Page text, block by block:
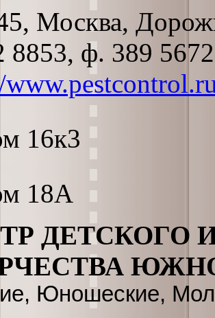
Москва,
8853, ф. 389
16к3
18А
Юношеские,